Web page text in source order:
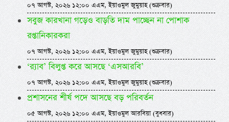
০৭ আগস্ট, ২০২৬ ১২:০০ এএম, ইয়াওমুল জুমুয়াহ (শুক্রবার)
সবুজ কারখানা গড়েও বাড়তি দাম পাচ্ছেন না পোশাক
রপ্তানিকারকরা
০৭ আগস্ট, ২০২৬ ১২:০০ এএম, ইয়াওমুল জুমুয়াহ (শুক্রবার)
‘র‍্যাব’ বিলুপ্ত করে আসছে ‘এসআরবি’
০৭ আগস্ট, ২০২৬ ১২:০০ এএম, ইয়াওমুল জুমুয়াহ (শুক্রবার)
প্রশাসনের শীর্ষ পদে আসছে বড় পরিবর্তন
০৫ আগস্ট, ২০২৬ ১২:০০ এএম, ইয়াওমুল আরবিয়া (বুধবার)